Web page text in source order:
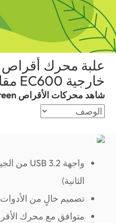
خارجية EC600 مقاس 2.5 بوصة
شاهد محركات الأقراص Reborn Green
الثانية)
تصميم خالٍ من الأدوات